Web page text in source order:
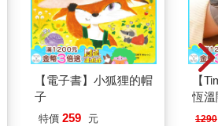
【電子書】小狐狸的帽
子
特價 259 元
【
恆
肩/
1290